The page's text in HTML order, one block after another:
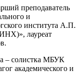
преподаватель
и
института А.П.
лауреат
– солистка МБУК
академического и